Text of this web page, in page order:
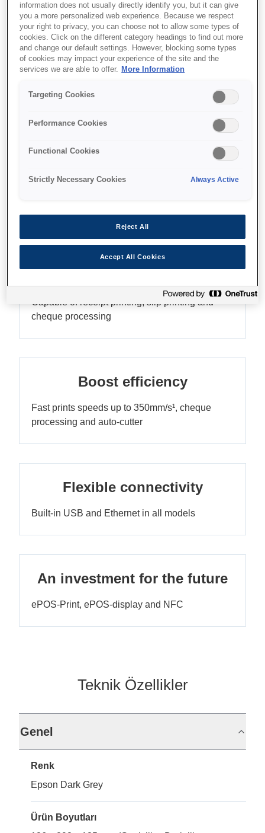
Ultra hızlı termal fişler
Doğrudan çek yazdırma
Yüksek kalitede 2 renkli grafikler
Find support
Integrated point-of-sale
Capable of receipt printing, slip printing and
cheque processing
Boost efficiency
Fast prints speeds up to 350mm/s¹, cheque
processing and auto-cutter
Flexible connectivity
Built-in USB and Ethernet in all models
An investment for the future
ePOS-Print, ePOS-display and NFC
Teknik Özellikler
Genel
Renk
Epson Dark Grey
Ürün Boyutları
information does not usually directly identify you, but it can give
you a more personalized web experience. Because we respect
your right to privacy, you can choose not to allow some types of
cookies. Click on the different category headings to find out more
and change our default settings. However, blocking some types
of cookies may impact your experience of the site and the
services we are able to offer. More Information
Targeting Cookies
Performance Cookies
Functional Cookies
Strictly Necessary Cookies Always Active
Reject All
Accept All Cookies